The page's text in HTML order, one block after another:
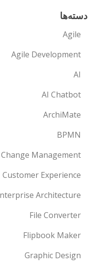
دسته‌ها
Agile
Agile Development
AI
AI Chatbot
ArchiMate
BPMN
Change Management
Customer Experience
Enterprise Architecture
File Converter
Flipbook Maker
Graphic Design